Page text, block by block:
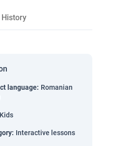
History
language: Romanian
Kids
: Interactive lessons